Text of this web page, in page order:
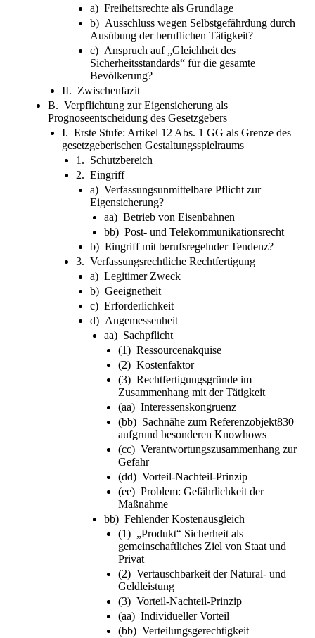
a) Freiheitsrechte als Grundlage
b) Ausschluss wegen Selbstgefährdung durch
Ausübung der beruflichen Tätigkeit?
c) Anspruch auf „Gleichheit des
Sicherheitsstandards“ für die gesamte
Bevölkerung?
II. Zwischenfazit
B. Verpflichtung zur Eigensicherung als
Prognoseentscheidung des Gesetzgebers
I. Erste Stufe: Artikel 12 Abs. 1 GG als Grenze des
gesetzgeberischen Gestaltungsspielraums
1. Schutzbereich
2. Eingriff
a) Verfassungsunmittelbare Pflicht zur
Eigensicherung?
aa) Betrieb von Eisenbahnen
bb) Post- und Telekommunikationsrecht
b) Eingriff mit berufsregelnder Tendenz?
3. Verfassungsrechtliche Rechtfertigung
a) Legitimer Zweck
b) Geeignetheit
c) Erforderlichkeit
d) Angemessenheit
aa) Sachpflicht
(1) Ressourcenakquise
(2) Kostenfaktor
(3) Rechtfertigungsgründe im
Zusammenhang mit der Tätigkeit
(aa) Interessenskongruenz
(bb) Sachnähe zum Referenzobjekt830
aufgrund besonderen Knowhows
(cc) Verantwortungszusammenhang zur
Gefahr
(dd) Vorteil-Nachteil-Prinzip
(ee) Problem: Gefährlichkeit der
Maßnahme
bb) Fehlender Kostenausgleich
(1) „Produkt“ Sicherheit als
gemeinschaftliches Ziel von Staat und
Privat
(2) Vertauschbarkeit der Natural- und
Geldleistung
(3) Vorteil-Nachteil-Prinzip
(aa) Individueller Vorteil
(bb) Verteilungsgerechtigkeit